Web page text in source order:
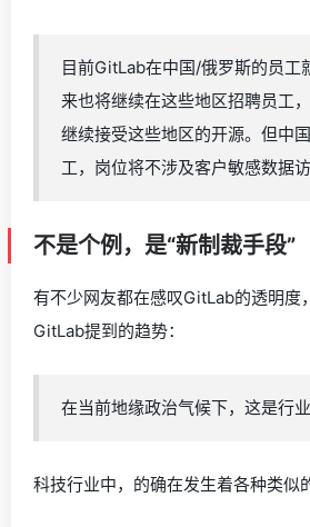
目前GitLab在中国/俄罗斯的员工
来也将继续在这些地区招聘员工
继续接受这些地区的开源。但中
工，岗位将不涉及客户敏感数据访
不是个例，是“新制裁手段”
有不少网友都在感叹GitLab的透明度
GitLab提到的趋势：
在当前地缘政治气候下，这是行
科技行业中，的确在发生着各种类似